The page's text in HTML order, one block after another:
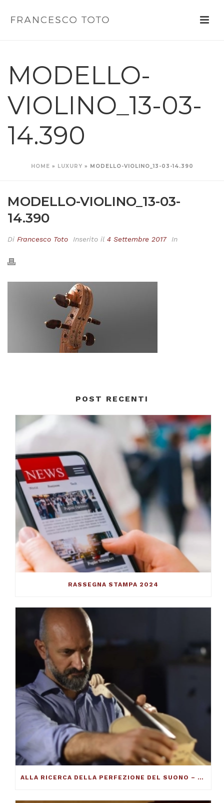
MODELLO-
VIOLINO_13-03-
14.390
HOME » LUXURY » MODELLO-VIOLINO_13-03-14.390
MODELLO-VIOLINO_13-03-
14.390
Di Francesco Toto Inserito il 4 Settembre 2017 In
POST RECENTI
RASSEGNA STAMPA 2024
ALLA RICERCA DELLA PERFEZIONE DEL SUONO – FRANCESCO TOTO VIOLINMAKER – ARTICOLO SU THE DUCKER MAGAZINE